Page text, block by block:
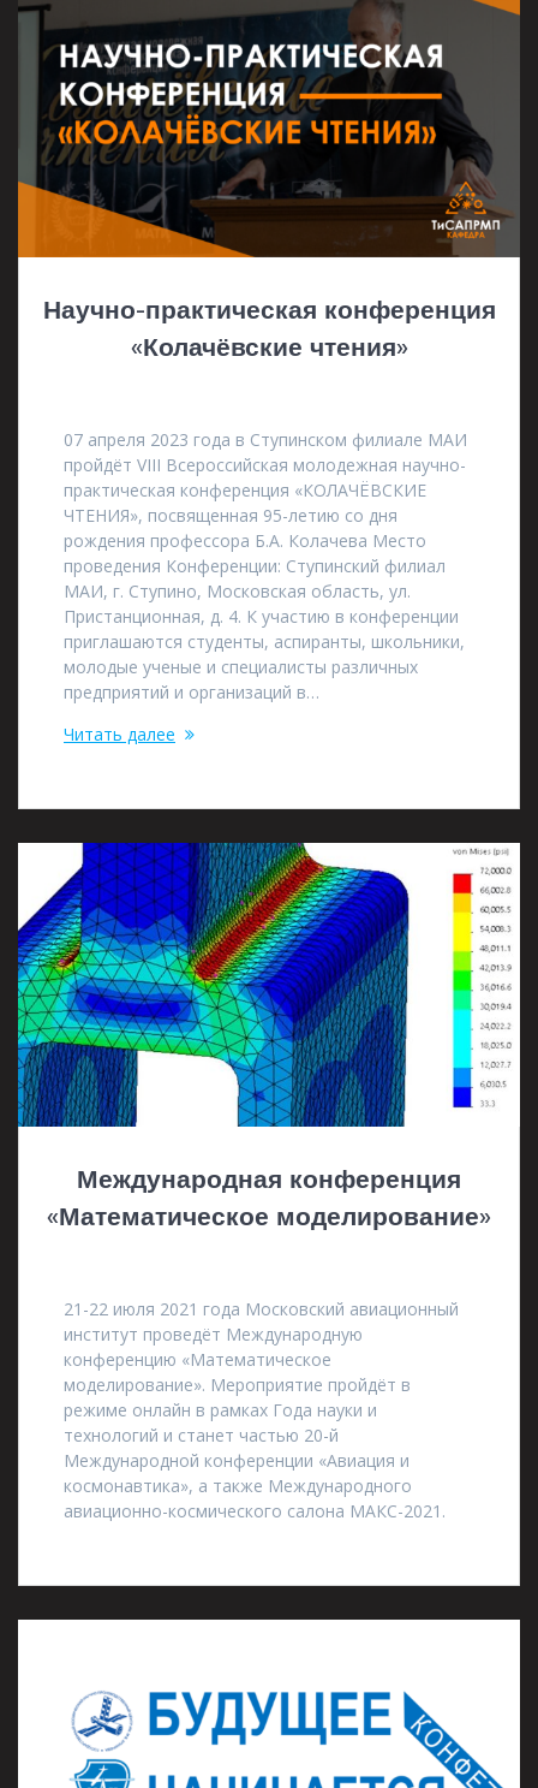
Научно-практическая конференция
«Колачёвские чтения»
07 апреля 2023 года в Ступинском филиале МАИ
пройдёт VIII Всероссийская молодежная научно-
практическая конференция «КОЛАЧЁВСКИЕ
ЧТЕНИЯ», посвященная 95-летию со дня
рождения профессора Б.А. Колачева Место
проведения Конференции: Ступинский филиал
МАИ, г. Ступино, Московская область, ул.
Пристанционная, д. 4. К участию в конференции
приглашаются студенты, аспиранты, школьники,
молодые ученые и специалисты различных
предприятий и организаций в…
Читать далее
Международная конференция
«Математическое моделирование»
21-22 июля 2021 года Московский авиационный
институт проведёт Международную
конференцию «Математическое
моделирование». Мероприятие пройдёт в
режиме онлайн в рамках Года науки и
технологий и станет частью 20-й
Международной конференции «Авиация и
космонавтика», а также Международного
авиационно-космического салона МАКС-2021.